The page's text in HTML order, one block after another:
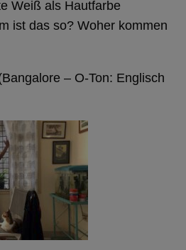
Weiß als Hautfarbe
ist das so? Woher kommen
– O-Ton: Englisch